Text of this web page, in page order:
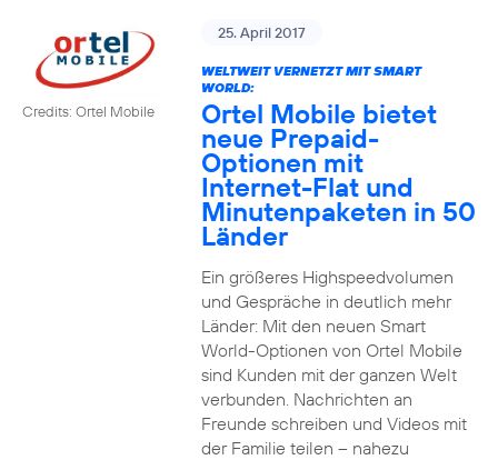
Credits: Ortel Mobile
25. April 2017
WELTWEIT VERNETZT MIT SMART
WORLD:
Ortel Mobile bietet
neue Prepaid-
Optionen mit
Internet-Flat und
Minutenpaketen in 50
Länder
Ein größeres Highspeedvolumen
und Gespräche in deutlich mehr
Länder: Mit den neuen Smart
World-Optionen von Ortel Mobile
sind Kunden mit der ganzen Welt
verbunden. Nachrichten an
Freunde schreiben und Videos mit
der Familie teilen – nahezu